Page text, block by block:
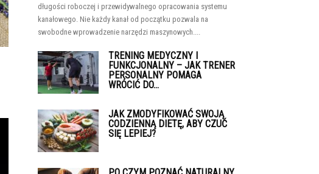
długości roboczej i przewidywalnego opracowania systemu
kanałowego. Nie każdy kanał od początku pozwala na
swobodne wprowadzenie narzędzi maszynowych....
TRENING MEDYCZNY I
FUNKCJONALNY – JAK TRENER
PERSONALNY POMAGA
WRÓCIĆ DO...
JAK ZMODYFIKOWAĆ SWOJĄ
CODZIENNĄ DIETĘ, ABY CZUĆ
SIĘ LEPIEJ?